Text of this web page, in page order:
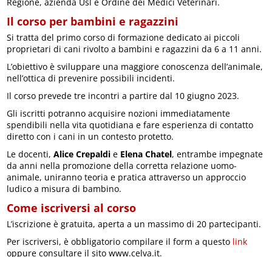
Il corso per bambini e ragazzini
Si tratta del primo corso di formazione dedicato ai piccoli
proprietari di cani rivolto a bambini e ragazzini da 6 a 11 anni.
L’obiettivo è sviluppare una maggiore conoscenza dell’animale,
nell’ottica di prevenire possibili incidenti.
Il corso prevede tre incontri a partire dal 10 giugno 2023.
Gli iscritti potranno acquisire nozioni immediatamente
spendibili nella vita quotidiana e fare esperienza di contatto
diretto con i cani in un contesto protetto.
Le docenti,Alice Crepaldi e Elena Chatel, entrambe impegnate
da anni nella promozione della corretta relazione uomo-
animale, uniranno teoria e pratica attraverso un approccio
ludico a misura di bambino.
Come iscriversi al corso
L’iscrizione è gratuita, aperta a un massimo di 20 partecipanti.
Per iscriversi, è obbligatorio compilare il form a questo link
oppure consultare il sito www.celva.it.